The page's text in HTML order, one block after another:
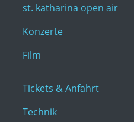
st. katharina open air
Konzerte
Film
Tickets & Anfahrt
Technik